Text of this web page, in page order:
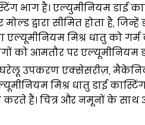
भाग है। एल्युमीनियम डाई
द्वारा सीमित होता है,
मिश्र धातु को
को आमतौर पर एल्यूमीनियम
घरेलू उपकरण एक्सेसरीज़,
मिश्र धातु डाई
करते हैं। चित्र और नमूनों के